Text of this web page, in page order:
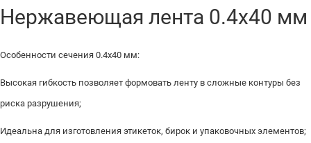
Нержавеющая лента 0.4х40 мм
Особенности сечения 0.4х40 мм:
Высокая гибкость позволяет формовать ленту в сложные контуры без
риска разрушения;
Идеальна для изготовления этикеток, бирок и упаковочных элементов;